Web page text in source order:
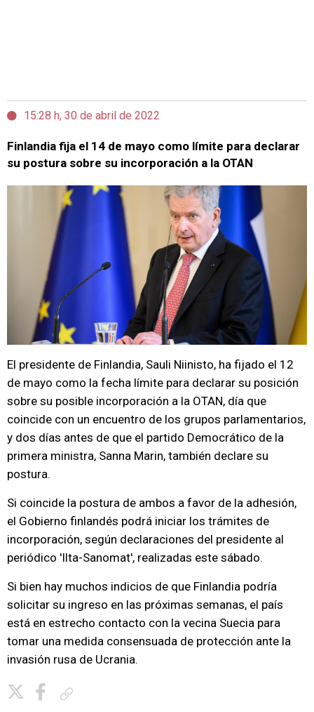
15:28 h, 30 de abril de 2022
Finlandia fija el 14 de mayo como límite para declarar
su postura sobre su incorporación a la OTAN
El presidente de Finlandia, Sauli Niinisto, ha fijado el 12
de mayo como la fecha límite para declarar su posición
sobre su posible incorporación a la OTAN, día que
coincide con un encuentro de los grupos parlamentarios,
y dos días antes de que el partido Democrático de la
primera ministra, Sanna Marin, también declare su
postura.
Si coincide la postura de ambos a favor de la adhesión,
el Gobierno finlandés podrá iniciar los trámites de
incorporación, según declaraciones del presidente al
periódico 'Ilta-Sanomat', realizadas este sábado.
Si bien hay muchos indicios de que Finlandia podría
solicitar su ingreso en las próximas semanas, el país
está en estrecho contacto con la vecina Suecia para
tomar una medida consensuada de protección ante la
invasión rusa de Ucrania.